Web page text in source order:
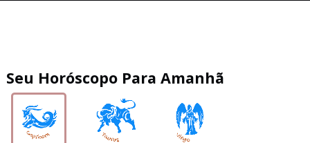
Seu Horóscopo Para Amanhã